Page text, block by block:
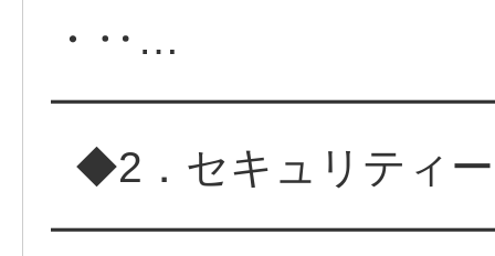
・‥…
◆2．セキュリティ